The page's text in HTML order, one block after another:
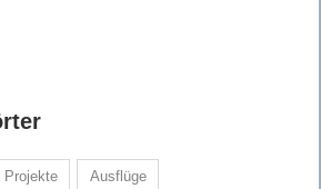
Projekte Ausflüge